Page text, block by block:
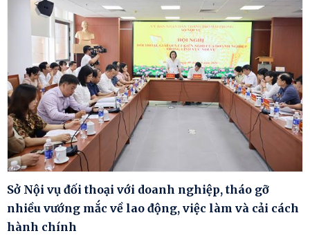
Sở Nội vụ đối thoại với doanh nghiệp, tháo gỡ
nhiều vướng mắc về lao động, việc làm và cải cách
hành chính